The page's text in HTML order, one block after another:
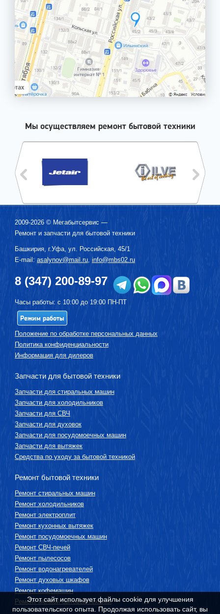
Мы осуществляем ремонт бытовой техники
2009-2026 © Мегабытсервис —
Ремонт и запчасти для бытовой техники
Башкирия, г.Уфа ул. Российская, 45/1
E-mail: asalynov@mail.ru info@mbs02.ru
8 (347) 200-89-97
Часы работы: с 10:00 до 19:00 ПН-ПТ
Режим работы
Положение по обработке персональных данных
Политика конфиденциальности
Информация для дилеров
Запчасти для бытовой техники
Запчасти для стиральных машин
Запчасти для холодильников
Запчасти для СВЧ
Запчасти для духовок
Запчасти для посудомоечных машин
Запчасти для вытяжек
Средства по уходу за бытовой техникой
Ремонт бытовой техники
Ремонт стиральных машин
Ремонт холодильников
Ремонт электроплит
Ремонт кухонных вытяжек
Ремонт посудомоечных машин
Ремонт СВЧ-печей
Ремонт пылесосов
Ремонт водонагревателей
Ремонт духовых шкафов
Ремонт кофемашин
Ремонт мелкой бытовой техники
Этот сайт использует файлы cookie для улучшения
пользовательского опыта. Продолжая использовать сайт, вы